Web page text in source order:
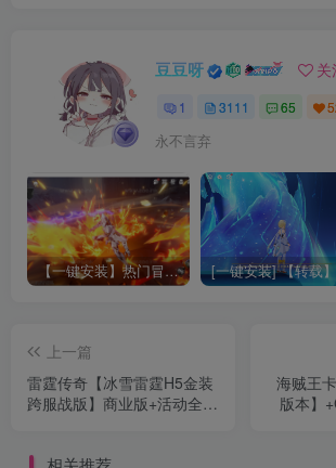
豆豆呀 关
1 3111 65
永不言弃
【一键安装】热门冒险策略类游戏崩坏：星穹铁道全新2.3版本一键端+一键代理+一键启动+免虚拟机
上一篇
雷霆传奇【冰雪雷霆H5金装
跨服战版】商业版+活动全开
海贼王
版本】